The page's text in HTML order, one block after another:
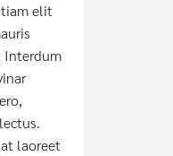
elit
Interdum
laoreet